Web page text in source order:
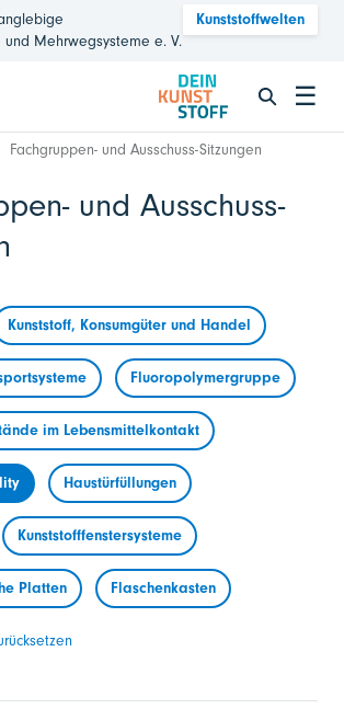
und Mehrwegsysteme e. V.
Kunststoffwelten
☰
Fachgruppen- und Ausschuss-Sitzungen
und Ausschuss-
Kunststoff, Konsumgüter und Handel
Fluoropolymergruppe
im Lebensmittelkontakt
Haustürfüllungen
Kunststofffenstersysteme
Platten Flaschenkasten